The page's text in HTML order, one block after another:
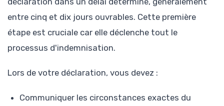
entre cinq et dix jours ouvrables. Cette première
étape est cruciale car elle déclenche tout le
processus d'indemnisation.
Lors de votre déclaration, vous devez :
Communiquer les circonstances exactes du